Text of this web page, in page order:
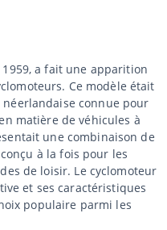
1959, a fait une apparition
Ce modèle était
connue pour
matière de véhicules à
une combinaison de
à la fois pour les
de loisir. Le cyclomoteur
et ses caractéristiques
populaire parmi les